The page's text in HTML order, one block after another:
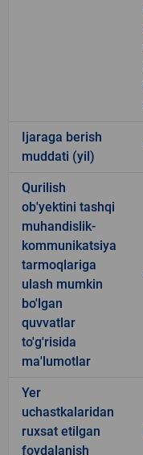
Ijaraga berish
muddati (yil)
Qurilish
ob'yektini tashqi
muhandislik-
kommunikatsiya
tarmoqlariga
ulash mumkin
bo'lgan
quvvatlar
to'g'risida
ma'lumotlar
Yer
uchastkalaridan
ruxsat etilgan
foydalanish